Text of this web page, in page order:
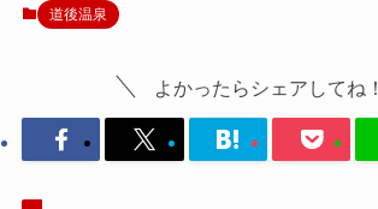
道後温泉
よかったらシェアしてね！